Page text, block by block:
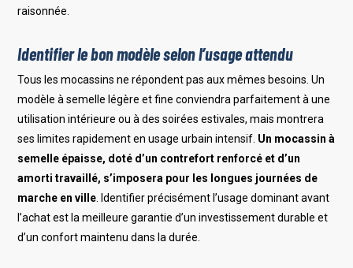
raisonnée.
Identifier le bon modèle selon l’usage attendu
Tous les mocassins ne répondent pas aux mêmes besoins. Un
modèle à semelle légère et fine conviendra parfaitement à une
utilisation intérieure ou à des soirées estivales, mais montrera
ses limites rapidement en usage urbain intensif. Un mocassin à
semelle épaisse, doté d’un contrefort renforcé et d’un
amorti travaillé, s’imposera pour les longues journées de
marche en ville . Identifier précisément l’usage dominant avant
l’achat est la meilleure garantie d’un investissement durable et
d’un confort maintenu dans la durée.